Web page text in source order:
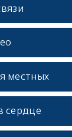
местных
сердце